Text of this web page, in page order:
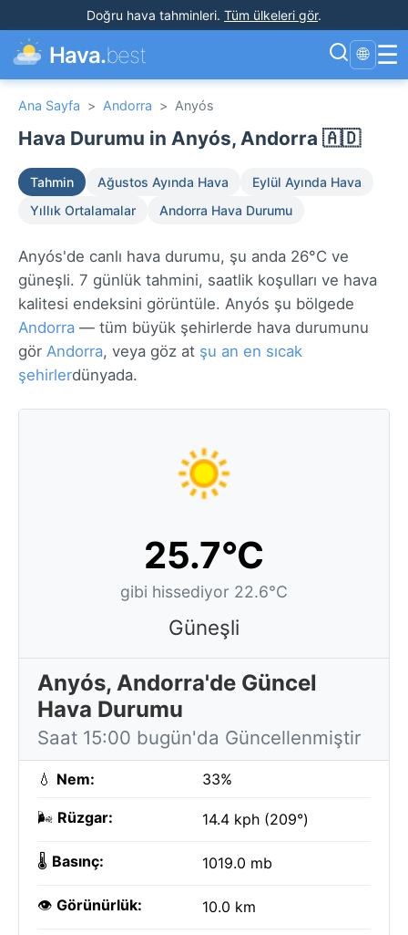
Doğru hava tahminleri. Tüm ülkeleri gör.
Hava.best 🌐 ☰
Ana Sayfa > Andorra > Anyós
Hava Durumu in Anyós, Andorra 🇦🇩
Tahmin Ağustos Ayında Hava
Eylül Ayında Hava
Yıllık Ortalamalar
Andorra Hava Durumu
Anyós'de canlı hava durumu, şu anda 26°C ve
güneşli. 7 günlük tahmini, saatlik koşulları ve hava
kalitesi endeksini görüntüle. Anyós şu bölgede
Andorra — tüm büyük şehirlerde hava durumunu
gör Andorra, veya göz at şu an en sıcak
şehirlerdünyada.
25.7°C
gibi hissediyor 22.6°C
Güneşli
Anyós, Andorra'de Güncel
Hava Durumu
Saat 15:00 bugün'da Güncellenmiştir
💧 Nem: 33%
🌬️ Rüzgar: 14.4 kph (209°)
🌡️ Basınç: 1019.0 mb
👁️ Görünürlük: 10.0 km